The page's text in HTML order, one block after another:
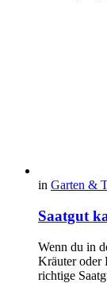
in Garten &
Saatgut
Wenn du in
Kräuter oder
richtige